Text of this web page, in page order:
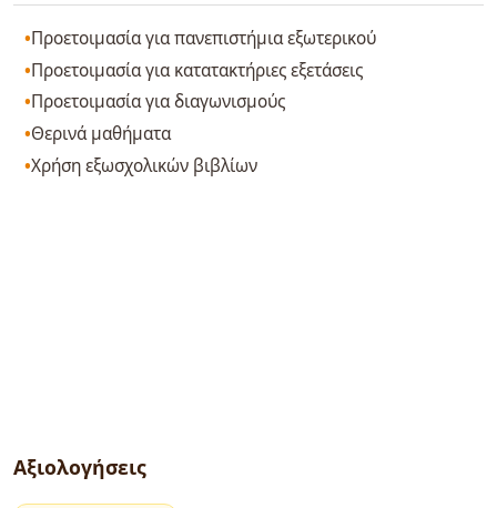
Προετοιμασία για πανεπιστήμια εξωτερικού
Προετοιμασία για κατατακτήριες εξετάσεις
Προετοιμασία για διαγωνισμούς
Θερινά μαθήματα
Χρήση εξωσχολικών βιβλίων
Αξιολογήσεις